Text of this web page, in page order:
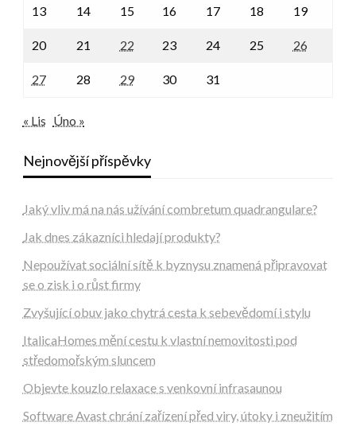
13 14 15 16 17 18 19
20 21 22 23 24 25 26
27 28 29 30 31
« Lis Úno »
Nejnovější příspěvky
Jaký vliv má na nás užívání combretum quadrangulare?
Jak dnes zákazníci hledají produkty?
Nepoužívat sociální sítě k byznysu znamená připravovat
se o zisk i o růst firmy
Zvyšující obuv jako chytrá cesta k sebevědomí i stylu
ItalicaHomes mění cestu k vlastní nemovitosti pod
středomořským sluncem
Objevte kouzlo relaxace s venkovní infrasaunou
Software Avast chrání zařízení před viry, útoky i zneužitím